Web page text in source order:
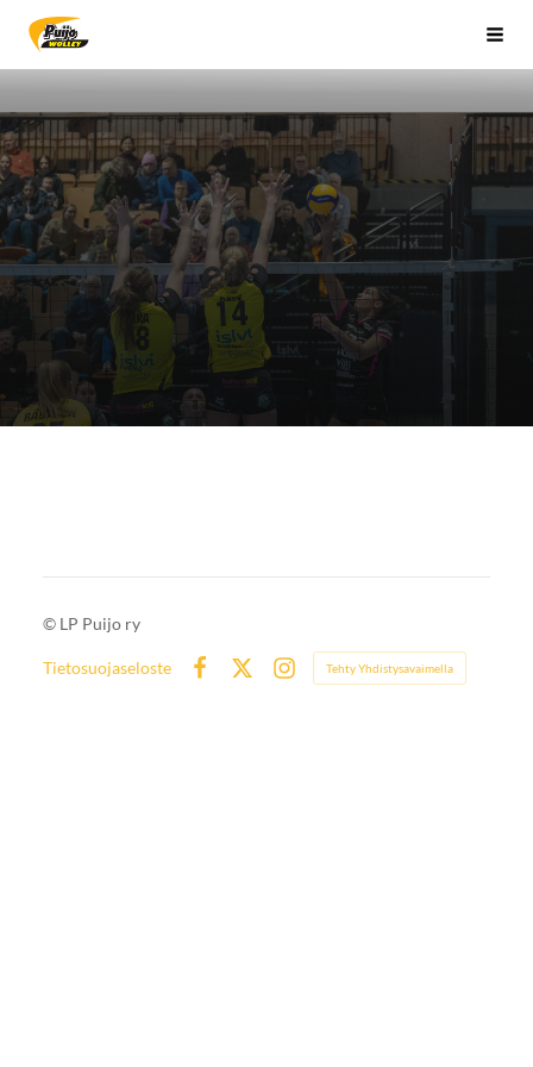
Siirry
sivun
Sivuston etusivulle
© LP Puijo ry
Tietosuojaseloste
Instagram
Tehty Yhdistysavaimella